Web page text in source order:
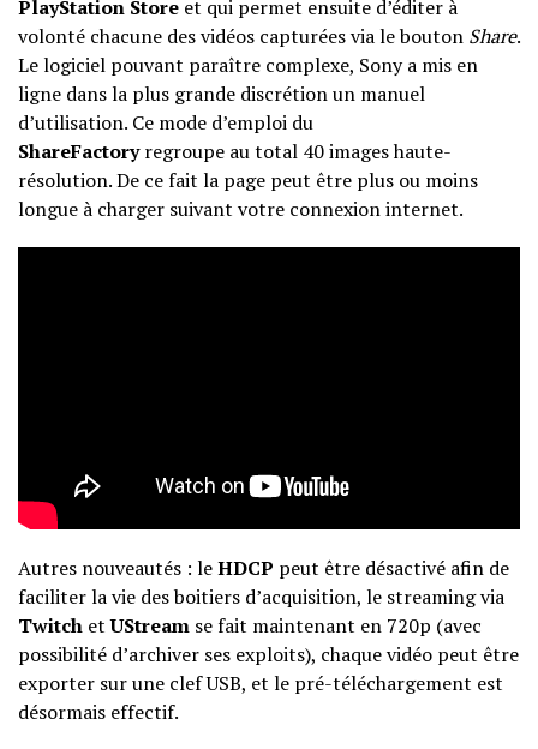
PlayStation Store et qui permet ensuite d’éditer à
volonté chacune des vidéos capturées via le bouton Share.
Le logiciel pouvant paraître complexe, Sony a mis en
ligne dans la plus grande discrétion un manuel
d’utilisation. Ce mode d’emploi du
ShareFactoryregroupe au total 40 images haute-
résolution. De ce fait la page peut être plus ou moins
longue à charger suivant votre connexion internet.
Autres nouveautés : leHDCP peut être désactivé afin de
faciliter la vie des boitiers d’acquisition, le streaming via
Twitch etUStream se fait maintenant en 720p (avec
possibilité d’archiver ses exploits), chaque vidéo peut être
exporter sur une clef USB, et le pré-téléchargement est
désormais effectif.